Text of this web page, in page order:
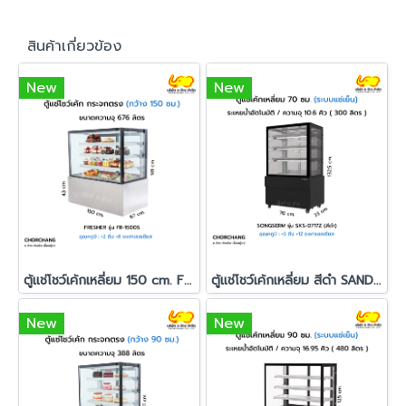
สินค้าเกี่ยวข้อง
New
ตู้แช่โชว์เค้กเหลี่ยม 150 cm. FRESHER รุ่น FR-1500S
New
ตู้แช่โชว์เค้กเหลี่ยม สีดำ SANDEN รุ่น SKS-0717Z
New New